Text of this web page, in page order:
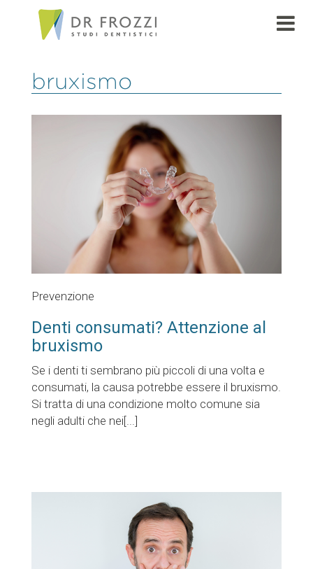
bruxismo
Prevenzione
Denti consumati? Attenzione al
bruxismo
Se i denti ti sembrano più piccoli di una volta e
consumati, la causa potrebbe essere il bruxismo.
Si tratta di una condizione molto comune sia
negli adulti che nei[...]